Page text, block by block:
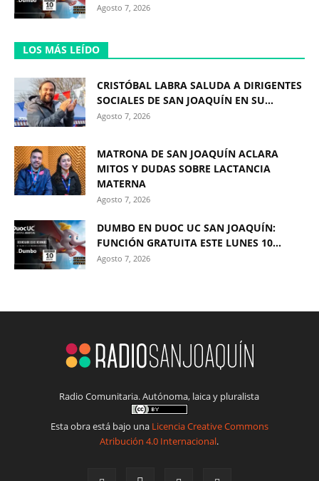
Agosto 7, 2026
LOS MÁS LEÍDO
CRISTÓBAL LABRA SALUDA A DIRIGENTES
SOCIALES DE SAN JOAQUÍN EN SU...
Agosto 7, 2026
MATRONA DE SAN JOAQUÍN ACLARA
MITOS Y DUDAS SOBRE LACTANCIA
MATERNA
Agosto 7, 2026
DUMBO EN DUOC UC SAN JOAQUÍN:
FUNCIÓN GRATUITA ESTE LUNES 10...
Agosto 7, 2026
Radio Comunitaria. Autónoma, laica y pluralista
Esta obra está bajo una Licencia Creative Commons
Atribución 4.0 Internacional.